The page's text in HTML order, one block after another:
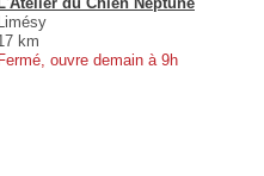
Limésy
km
Fermé, ouvre demain à 9h